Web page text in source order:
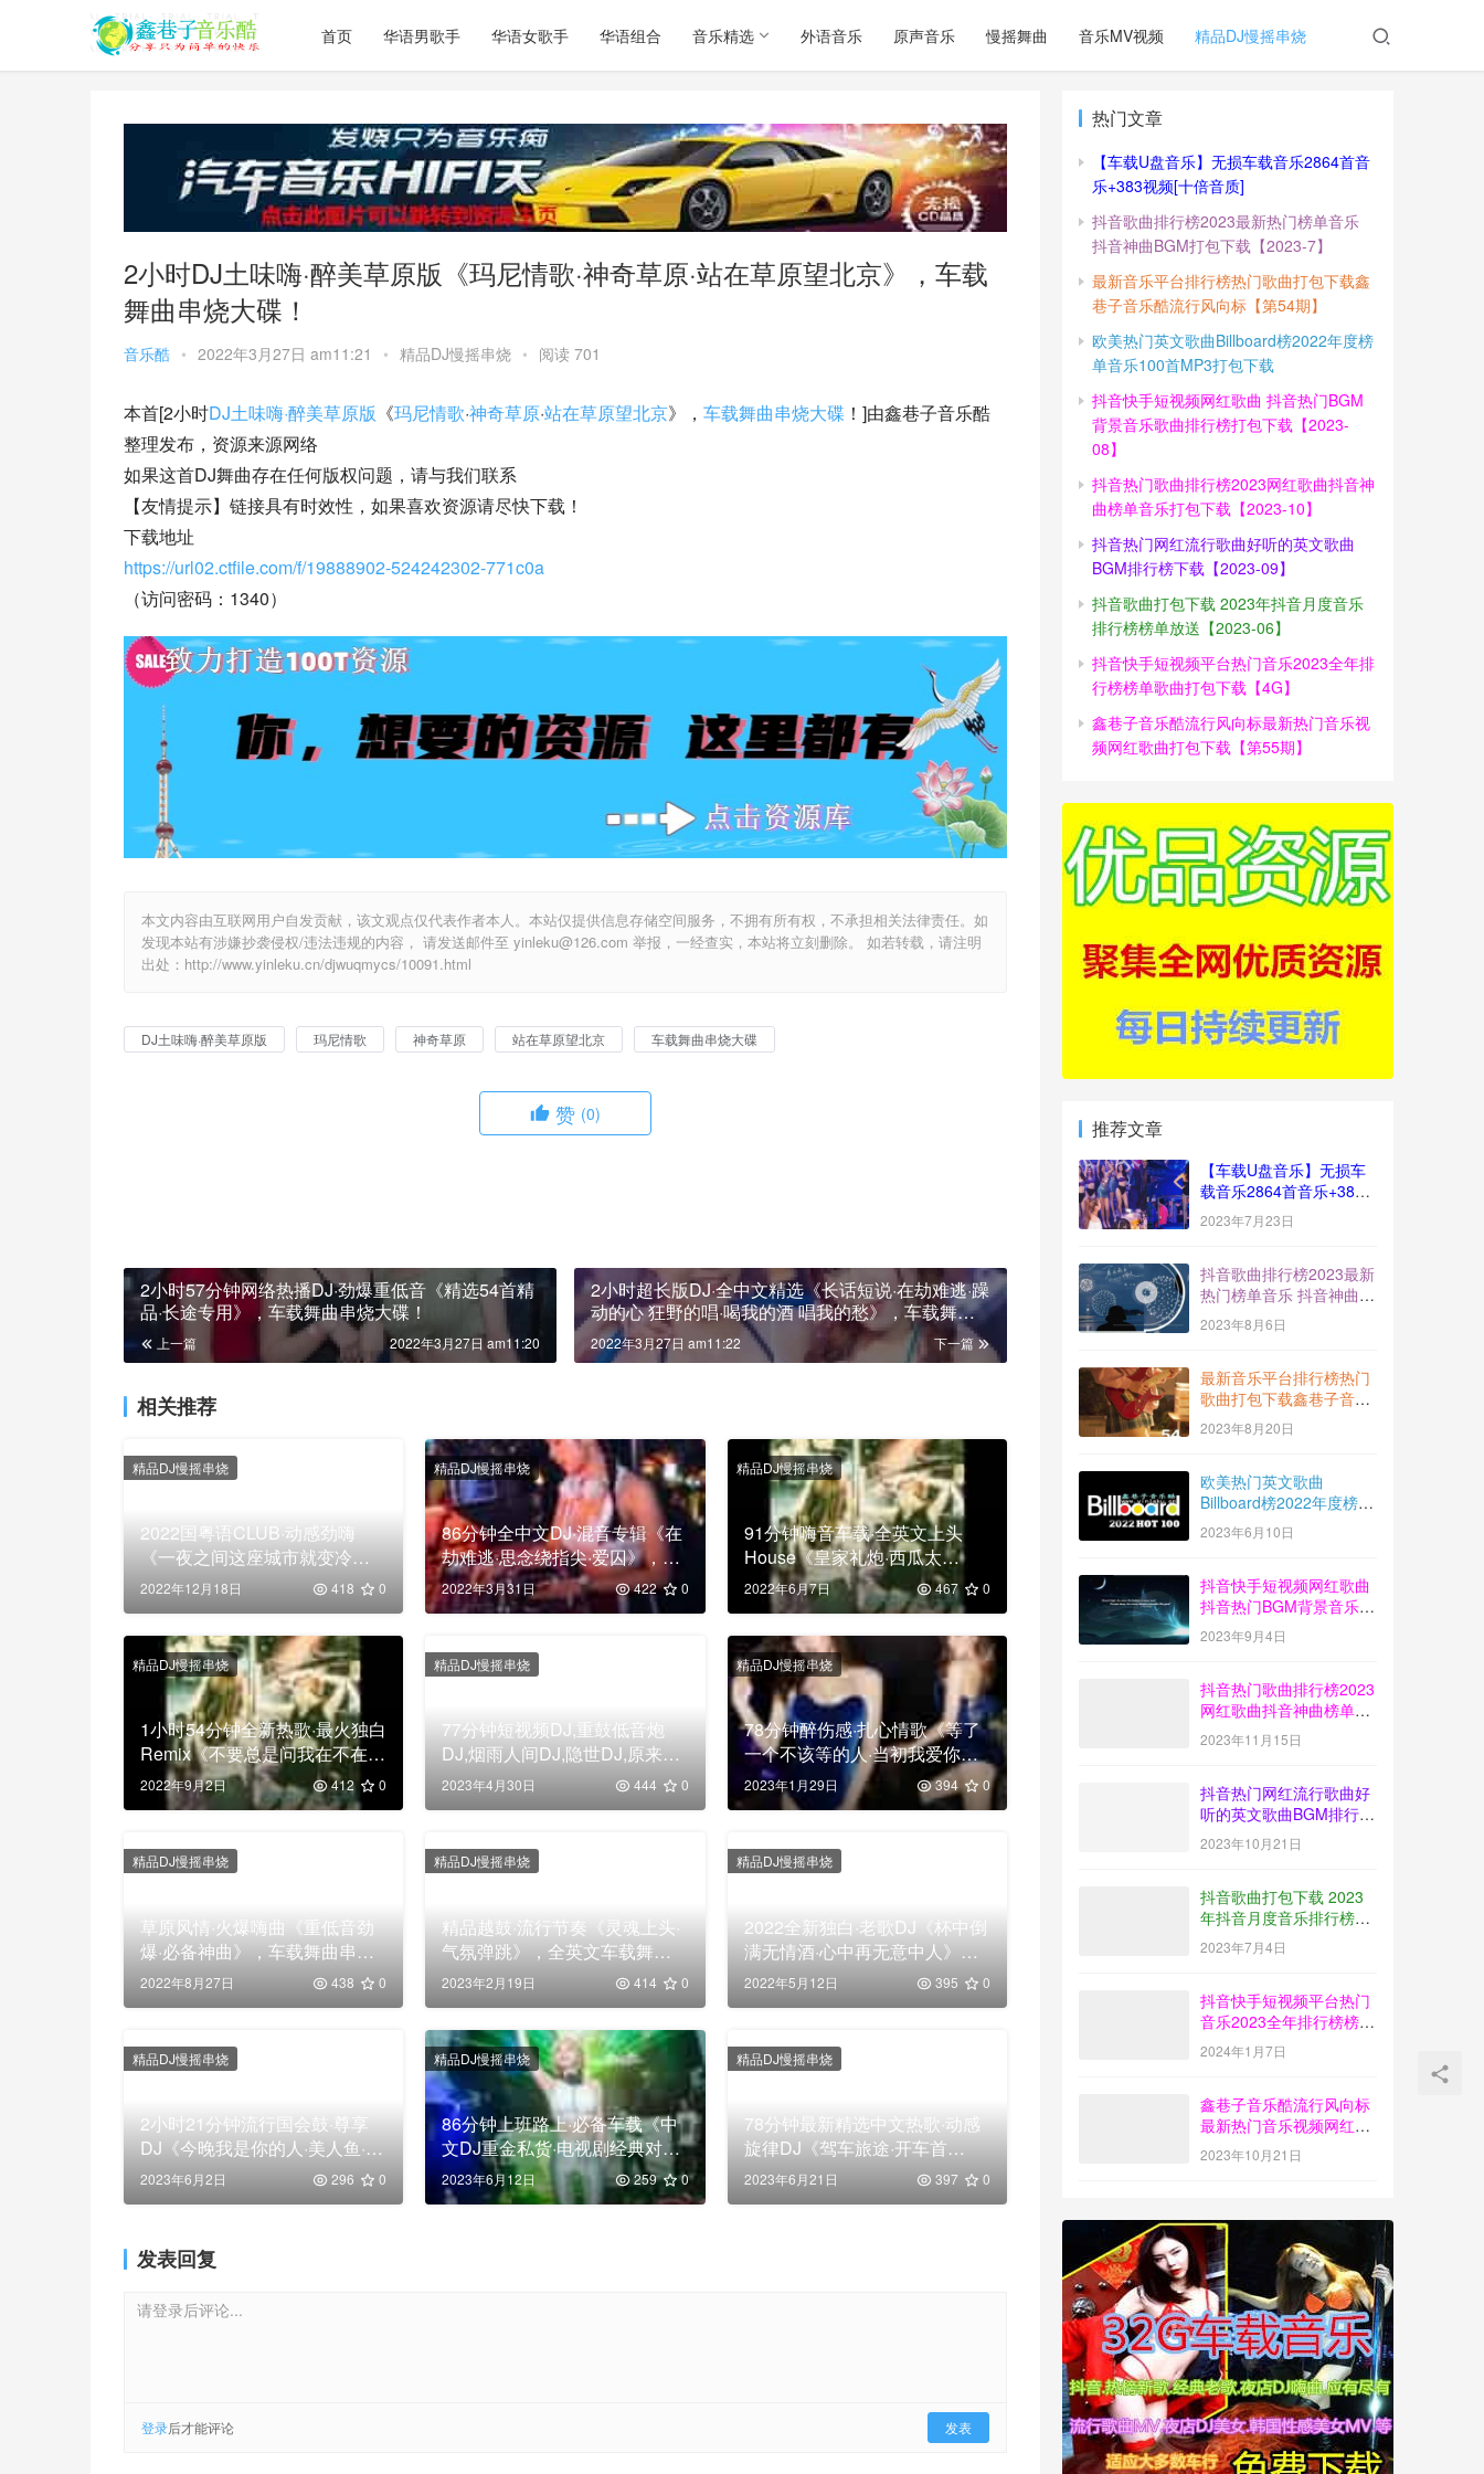
首页 华语男歌手 华语女歌手 华语组合 音乐精选 外语音乐 原声音乐 慢摇舞曲 音乐MV视频 精品DJ慢摇串烧
2小时DJ土味嗨·醉美草原版《玛尼情歌·神奇草原·站在草原望北京》，车载
舞曲串烧大碟！
音乐酷 • 2022年3月27日 am11:21 • 精品DJ慢摇串烧 • 阅读 701
本首[2小时DJ土味嗨·醉美草原版 《玛尼情歌·神奇草原·站在草原望北京》， 车载舞曲串烧大碟 ！]由鑫巷子音乐酷
整理发布，资源来源网络
如果这首DJ舞曲存在任何版权问题，请与我们联系
【友情提示】链接具有时效性，如果喜欢资源请尽快下载！
下载地址
https://url02.ctfile.com/f/19888902-524242302-771c0a
（访问密码：1340）
本文内容由互联网用户自发贡献，该文观点仅代表作者本人。本站仅提供信息存储空间服务，不拥有所有权，不承担相关法律责任。如
发现本站有涉嫌抄袭侵权/违法违规的内容， 请发送邮件至 yinleku@126.com 举报，一经查实，本站将立刻删除。 如若转载，请注明
出处：http://www.yinleku.cn/djwuqmycs/10091.html
DJ土味嗨·醉美草原版 玛尼情歌 神奇草原 站在草原望北京 车载舞曲串烧大碟
赞 (0)
2小时57分钟网络热播DJ·劲爆重低音《精选54首精
品·长途专用》，车载舞曲串烧大碟！
上一篇 2022年3月27日 am11:20
2小时超长版DJ·全中文精选《长话短说·在劫难逃·躁
动的心 狂野的唱·喝我的酒 唱我的愁》，车载舞曲
串烧大碟！
下一篇
2022年3月27日 am11:22
相关推荐
2022国粤语CLUB·动感劲嗨
《一夜之间这座城市就变冷了·
如果没有深情的拥抱就努力买
2022年12月18日 418 0
精品DJ慢摇串烧
86分钟全中文DJ·混音专辑《在
劫难逃·思念绕指尖·爱囚》，车
载舞曲串烧大碟！
2022年3月31日 422 0
精品DJ慢摇串烧
91分钟嗨音车载·全英文上头
House《皇家礼炮·西瓜太
郎》，新鼓串烧车载靓碟！
2022年6月7日 467 0
精品DJ慢摇串烧
1小时54分钟全新热歌·最火独白
Remix《不要总是问我在不在·
直接转我几千块》，车载舞曲
串烧大碟
2022年9月2日 412 0
精品DJ慢摇串烧
77分钟短视频DJ,重鼓低音炮
DJ,烟雨人间DJ,隐世DJ,原来你
只是一个过客DJ,启程DJ,车载
2023年4月30日 444 0
精品DJ慢摇串烧
78分钟醉伤感·扎心情歌《等了
一个不该等的人·当初我爱你如
今对不起·喝下思念的毒》，全
中文车载无损串烧靓碟
2023年1月29日 394 0
精品DJ慢摇串烧
草原风情·火爆嗨曲《重低音劲
爆·必备神曲》，车载舞曲串烧
大碟
2022年8月27日 438 0
精品DJ慢摇串烧
精品越鼓·流行节奏《灵魂上头·
气氛弹跳》，全英文车载舞曲
串烧大碟
2023年2月19日 414 0
精品DJ慢摇串烧
2022全新独白·老歌DJ《杯中倒
满无情酒·心中再无意中人》，
高清舞曲串烧大碟！
2022年5月12日 395 0
精品DJ慢摇串烧
2小时21分钟流行国会鼓·尊享
DJ《今晚我是你的人·美人鱼·爱
人错过·说散就散·南半球与北海
2023年6月2日 296 0
精品DJ慢摇串烧
86分钟上班路上·必备车载《中
文DJ重金私货·电视剧经典对白
版》，高清舞曲串烧大碟！
2023年6月12日 259 0
精品DJ慢摇串烧
78分钟最新精选中文热歌·动感
旋律DJ《驾车旅途·开车首
选》，车载Dj精华版舞曲大
2023年6月21日 397 0
精品DJ慢摇串烧
发表回复
请登录后评论...
登录后才能评论 发表
热门文章
【车载U盘音乐】无损车载音乐2864首音
乐+383视频[十倍音质]
抖音歌曲排行榜2023最新热门榜单音乐
抖音神曲BGM打包下载【2023-7】
最新音乐平台排行榜热门歌曲打包下载鑫
巷子音乐酷流行风向标【第54期】
欧美热门英文歌曲Billboard榜2022年度榜
单音乐100首MP3打包下载
抖音快手短视频网红歌曲 抖音热门BGM
背景音乐歌曲排行榜打包下载【2023-
08】
抖音热门歌曲排行榜2023网红歌曲抖音神
曲榜单音乐打包下载【2023-10】
抖音热门网红流行歌曲好听的英文歌曲
BGM排行榜下载【2023-09】
抖音歌曲打包下载 2023年抖音月度音乐
排行榜榜单放送【2023-06】
抖音快手短视频平台热门音乐2023全年排
行榜榜单歌曲打包下载【4G】
鑫巷子音乐酷流行风向标最新热门音乐视
频网红歌曲打包下载【第55期】
推荐文章
【车载U盘音乐】无损车
载音乐2864首音乐+383
视频[十倍音质]
2023年7月23日
抖音歌曲排行榜2023最新
热门榜单音乐 抖音神曲
BGM打包下载【2023-
7】
2023年8月6日
最新音乐平台排行榜热门
歌曲打包下载鑫巷子音乐
酷流行风向标【第54期】
2023年8月20日
欧美热门英文歌曲
Billboard榜2022年度榜单
音乐100首MP3打包下载
2023年6月10日
抖音快手短视频网红歌曲
抖音热门BGM背景音乐歌
曲排行榜打包下载
【2023-08】
2023年9月4日
抖音热门歌曲排行榜2023
网红歌曲抖音神曲榜单音
乐打包下载【2023-10】
2023年11月15日
抖音热门网红流行歌曲好
听的英文歌曲BGM排行榜
下载【2023-09】
2023年10月21日
抖音歌曲打包下载 2023
年抖音月度音乐排行榜榜
单放送【2023-06】
2023年7月4日
抖音快手短视频平台热门
音乐2023全年排行榜榜单
歌曲打包下载【4G】
2024年1月7日
鑫巷子音乐酷流行风向标
最新热门音乐视频网红歌
曲打包下载【第55期】
2023年10月21日